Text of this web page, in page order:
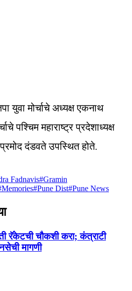
युवा मोर्चाचे अध्यक्ष एकनाथ
पश्चिम महाराष्ट्र प्रदेशाध्यक्ष
दंडवते उपस्थित होते.
Fadnavis#Gramin
Memories#Pune Dist#Pune News
रॅकेटची चौकशी करा; कंत्राटी
मागणी